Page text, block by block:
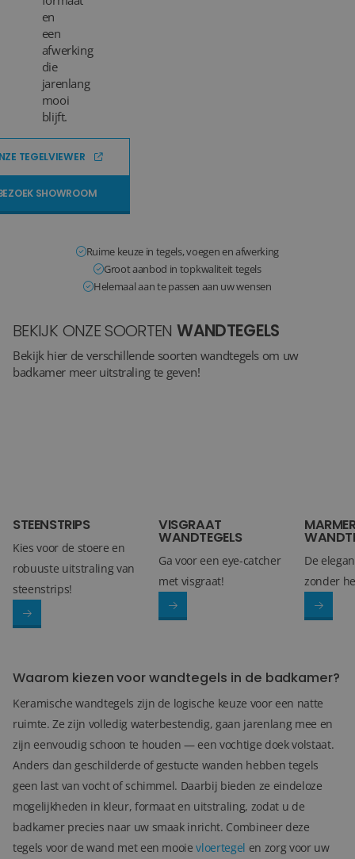
en
een
afwerking
die
jarenlang
mooi
blijft.
TEGELVIEWER
SHOWROOM
Ruime keuze in tegels, voegen en afwerking
Groot aanbod in topkwaliteit tegels
Helemaal aan te passen aan uw wensen
BEKIJK ONZE SOORTENWANDTEGELS
Bekijk hier de verschillende soorten wandtegels om uw
badkamer meer uitstraling te geven!
STEENSTRIPS
Kies voor de stoere en
robuuste uitstraling van
steenstrips!
VISGRAAT
WANDTEGELS
Ga voor een eye-catcher
met visgraat!
De
zonder
Waarom kiezen voor wandtegels in de badkamer?
Keramische wandtegels zijn de logische keuze voor een natte
ruimte. Ze zijn volledig waterbestendig, gaan jarenlang mee en
zijn eenvoudig schoon te houden — een vochtige doek volstaat.
Anders dan geschilderde of gestucte wanden hebben tegels
geen last van vocht of schimmel. Daarbij bieden ze eindeloze
mogelijkheden in kleur, formaat en uitstraling, zodat u de
badkamer precies naar uw smaak inricht. Combineer deze
tegels voor de wand met een mooievloertegel en zorg voor uw